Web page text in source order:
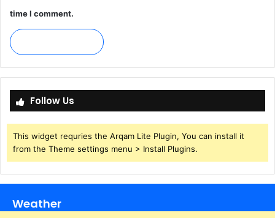
time I comment.
Follow Us
This widget requries the Arqam Lite Plugin, You can install it
from the Theme settings menu > Install Plugins.
Weather